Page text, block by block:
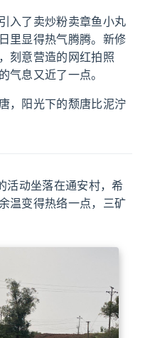
入了卖炒粉卖章鱼小丸
里显得热气腾腾。新修
刻意营造的网红拍照
气息又近了一点。
，阳光下的颓唐比泥泞
活动坐落在通安村，希
温变得热络一点，三矿